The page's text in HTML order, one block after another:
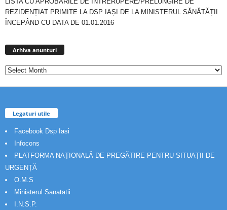
REZIDENȚIAT PRIMITE LA DSP IAȘI DE LA MINISTERUL SĂNĂTĂȚII
ÎNCEPÂND CU DATA DE 01.01.2016
Arhiva anunturi
Legaturi utile
Facebook Dsp Iasi
Infocons
PLATFORMA NAȚIONALĂ DE PREGĂTIRE PENTRU SITUAȚII DE
URGENȚĂ
O.M.S
Ministerul Sanatatii
I.N.S.P.